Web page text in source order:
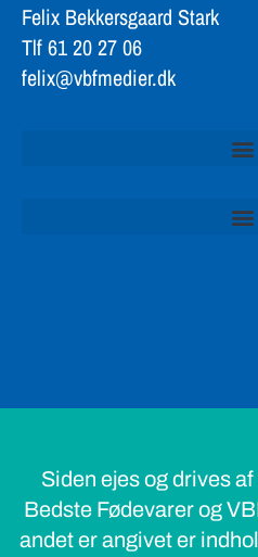
Felix Bekkersgaard Stark
Tlf 61 20 27 06
felix@vbfmedier.dk
Siden ejes og drives
Bedste Fødevarer og
andet er angivet er